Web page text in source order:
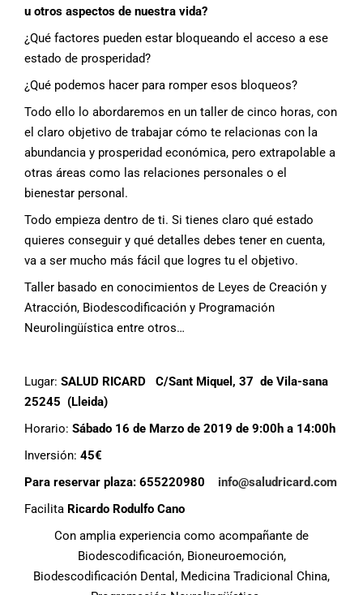
u otros aspectos de nuestra vida?
¿Qué factores pueden estar bloqueando el acceso a ese
estado de prosperidad?
¿Qué podemos hacer para romper esos bloqueos?
Todo ello lo abordaremos en un taller de cinco horas, con
el claro objetivo de trabajar cómo te relacionas con la
abundancia y prosperidad económica, pero extrapolable a
otras áreas como las relaciones personales o el
bienestar personal.
Todo empieza dentro de ti. Si tienes claro qué estado
quieres conseguir y qué detalles debes tener en cuenta,
va a ser mucho más fácil que logres tu el objetivo.
Taller basado en conocimientos de Leyes de Creación y
Atracción, Biodescodificación y Programación
Neurolingüística entre otros…
Lugar: SALUD RICARD C/Sant Miquel, 37 de Vila-sana
25245 (Lleida)
Horario: Sábado 16 de Marzo de 2019 de 9:00h a 14:00h
Inversión: 45€
Para reservar plaza: 655220980 info@saludricard.com
Facilita Ricardo Rodulfo Cano
Con amplia experiencia como acompañante de
Biodescodificación, Bioneuroemoción,
Biodescodificación Dental, Medicina Tradicional China,